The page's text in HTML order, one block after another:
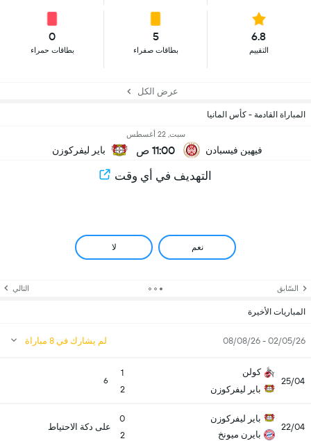
6.8
التقييم
5
بطاقات صفراء
0
بطاقات حمراء
عرض الكل
المباراة القادمة - كأس المانيا
فيهين فيسبادن
سبت, 22 أغسطس
11:00 ص باير ليفركوزن
التهديف في أي وقت
نعم لا
السّابق التالي
المباريات الأخيرة
02/05/26 - 08/08/26 لم يشارك في 8 مباراة
25/04
كولن
باير ليفركوزن
1
2
6
22/04
باير ليفركوزن
بايرن ميونخ
0
2
على دكة الاحتياط